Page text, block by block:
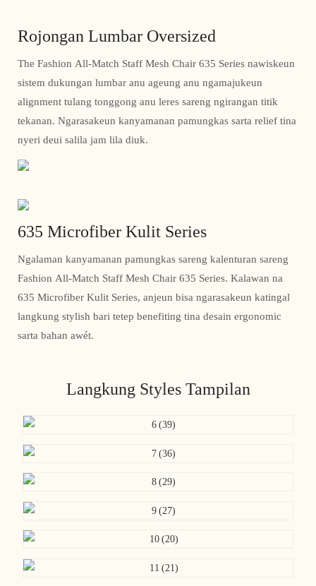
Rojongan Lumbar Oversized
The Fashion All-Match Staff Mesh Chair 635 Series nawiskeun
sistem dukungan lumbar anu ageung anu ngamajukeun
alignment tulang tonggong anu leres sareng ngirangan titik
tekanan. Ngarasakeun kanyamanan pamungkas sarta relief tina
nyeri deui salila jam lila diuk.
635 Microfiber Kulit Series
Ngalaman kanyamanan pamungkas sareng kalenturan sareng
Fashion All-Match Staff Mesh Chair 635 Series. Kalawan na
635 Microfiber Kulit Series, anjeun bisa ngarasakeun katingal
langkung stylish bari tetep benefiting tina desain ergonomic
sarta bahan awét.
Langkung Styles Tampilan